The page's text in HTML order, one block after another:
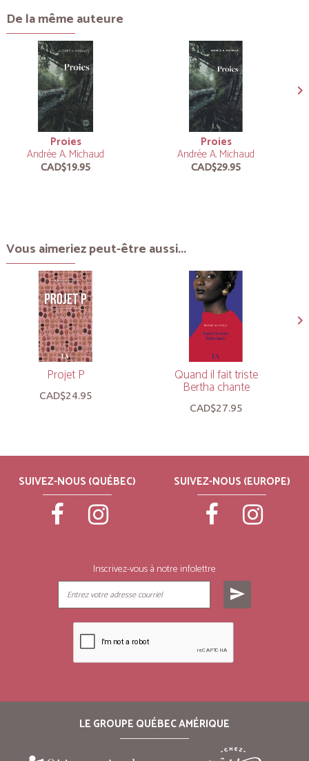
De la même auteure
Proies
Andrée A. Michaud
CAD$19.95
Proies
Andrée A. Michaud
CAD$29.95
Vous aimeriez peut-être aussi...
Projet P
CAD$24.95
Quand il fait triste
Bertha chante
CAD$27.95
SUIVEZ-NOUS (QUÉBEC) SUIVEZ-NOUS (EUROPE)
Inscrivez-vous à notre infolettre
send
LE GROUPE QUÉBEC AMÉRIQUE